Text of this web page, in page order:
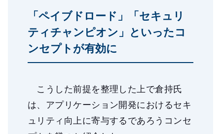
「ペイブドロード」「セキュリ
ティチャンピオン」といったコ
ンセプトが有効に
こうした前提を整理した上で倉持氏
は、アプリケーション開発におけるセキ
ュリティ向上に寄与するであろうコンセ